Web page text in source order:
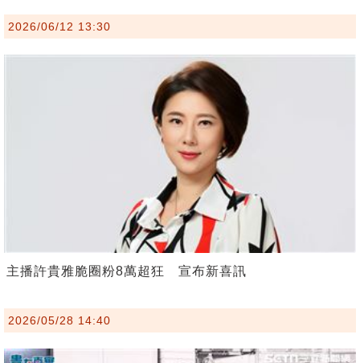
2026/06/12 13:30
主播許貴雅脆圈粉8萬超狂 宣布新喜訊
2026/05/28 14:40